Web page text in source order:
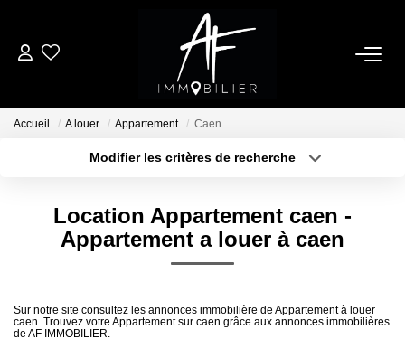
ACHETER
Notre Équipe
Accueil A louer Appartement Caen
Modifier les critères de recherche
Sélectionnez...
Type de bien
Surface min
Créer une alerte
Location Appartement caen -
Appartement a louer à caen
Sur notre site consultez les annonces immobilière de Appartement à louer
caen. Trouvez votre Appartement sur caen grâce aux annonces immobilières
de AF IMMOBILIER.